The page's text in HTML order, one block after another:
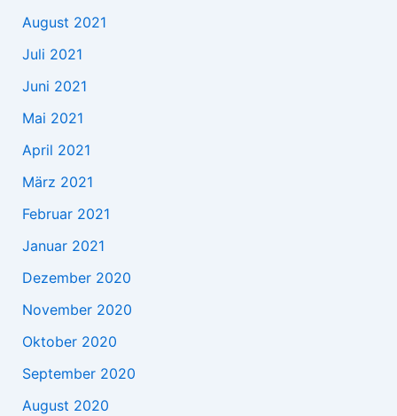
August 2021
Juli 2021
Juni 2021
Mai 2021
April 2021
März 2021
Februar 2021
Januar 2021
Dezember 2020
November 2020
Oktober 2020
September 2020
August 2020